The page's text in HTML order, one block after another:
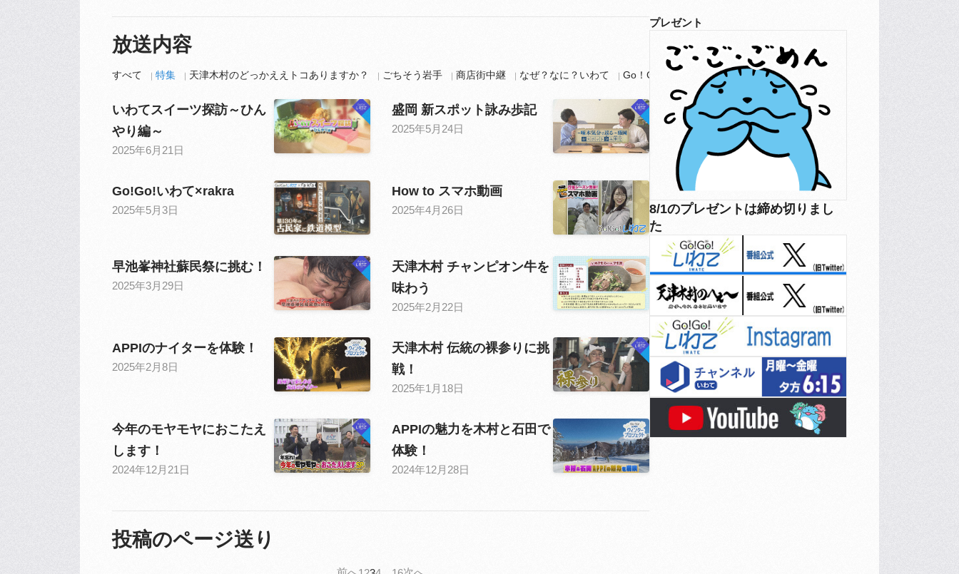
放送内容
すべて 特集 天津木村のどっかええトコありますか？ ごちそう岩手 商店街中継 なぜ？なに？いわて Go！Go！ファーム パンまつり
いわてスイーツ探訪～ひん
やり編～
2025年6月21日
盛岡 新スポット詠み歩記
2025年5月24日
Go!Go!いわて×rakra
2025年5月3日
How to スマホ動画
2025年4月26日
早池峯神社蘇民祭に挑む！
2025年3月29日
天津木村 チャンピオン牛を
味わう
2025年2月22日
APPIのナイターを体験！
2025年2月8日
天津木村 伝統の裸参りに挑
戦！
2025年1月18日
今年のモヤモヤにおこたえ
します！
2024年12月21日
APPIの魅力を木村と石田で
体験！
2024年12月28日
投稿のページ送り
プレゼント
8/1のプレゼントは締め切りまし
た